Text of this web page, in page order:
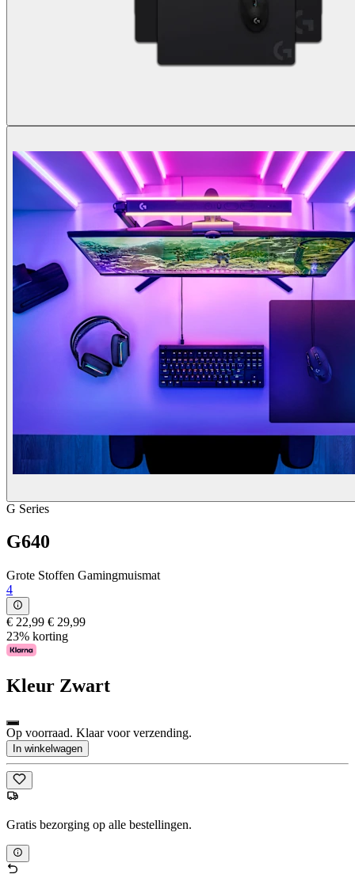
G Series
G640
Grote Stoffen Gamingmuismat
4
€ 22,99 € 29,99
23% korting
Kleur Zwart
Op voorraad. Klaar voor verzending.
In winkelwagen
Gratis bezorging op alle bestellingen.